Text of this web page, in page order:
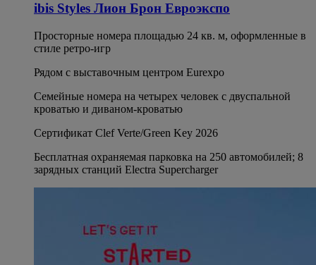
ibis Styles Лион Брон Евроэкспо
Просторные номера площадью 24 кв. м, оформленные в
стиле ретро-игр
Рядом с выставочным центром Eurexpo
Семейные номера на четырех человек с двуспальной
кроватью и диваном-кроватью
Сертификат Clef Verte/Green Key 2026
Бесплатная охраняемая парковка на 250 автомобилей; 8
зарядных станций Electra Supercharger